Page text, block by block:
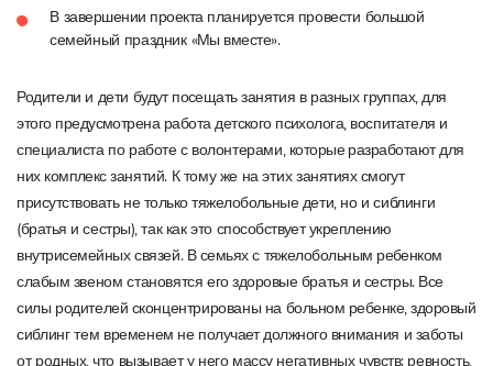
В завершении проекта планируется провести большой
семейный праздник «Мы вместе».
Родители и дети будут посещатьзанятия в разных группах,для
этого предусмотрена работадетского психолога, воспитателя и
специалиста по работес волонтерами, которые разработаютдля
них комплексзанятий. Ктомуже наэтихзанятияхсмогут
присутствоватьнетолькотяжелобольныедети, но исиблинги
(братья исестры),так какэто способствует укреплению
внутрисемейныхсвязей. Всемьяхс тяжелобольным ребенком
слабым звеномстановятсяего здоровые братья и сестры. Все
силы родителей сконцентрированы на больном ребенке,здоровый
сиблинг тем временем не получает должного внимания и заботы
отродных,что вызываету него массу негативныхчувств: ревность,